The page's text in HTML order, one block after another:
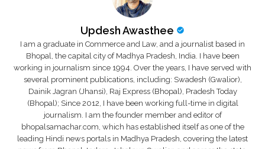
Updesh Awasthee
I am a graduate in Commerce and Law, and a journalist based in
Bhopal, the capital city of Madhya Pradesh, India. I have been
working in journalism since 1994. Over the years, I have served with
several prominent publications, including: Swadesh (Gwalior),
Dainik Jagran (Jhansi), Raj Express (Bhopal), Pradesh Today
(Bhopal); Since 2012, I have been working full-time in digital
journalism. I am the founder member and editor of
bhopalsamachar.com, which has established itself as one of the
leading Hindi news portals in Madhya Pradesh, covering the latest